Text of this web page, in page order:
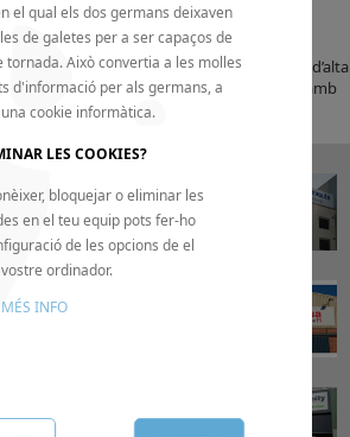
el qual els dos germans deixaven
de galetes per a ser capaços de
tornada. Això convertia a les molles
d'informació per als germans, a
cookie informàtica.
LES COOKIES?
bloquejar o eliminar les
en el teu equip pots fer-ho
de les opcions de el
ordinador.
INFO
amb una plegadora i la retolem amb vinil d’alta
retallades o corpòries. Es pot il•luminar, amb